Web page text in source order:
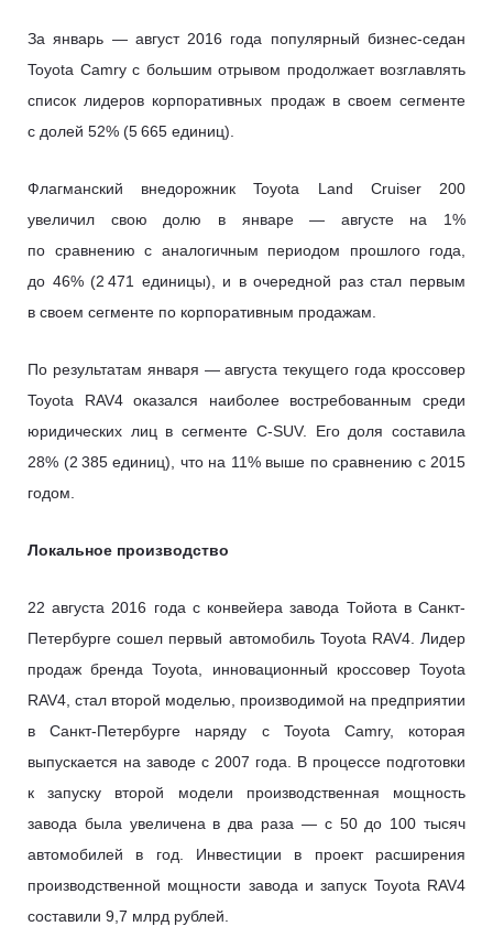
За январь — август 2016 года популярный бизнес-седан
Toyota Camry с большим отрывом продолжает возглавлять
список лидеров корпоративных продаж в своем сегменте
с долей 52% (5 665 единиц).
Флагманский внедорожник Toyota Land Cruiser 200
увеличил свою долю в январе — августе на 1%
по сравнению с аналогичным периодом прошлого года,
до 46% (2 471 единицы), и в очередной раз стал первым
в своем сегменте по корпоративным продажам.
По результатам января — августа текущего года кроссовер
Toyota RAV4 оказался наиболее востребованным среди
юридических лиц в сегменте C-SUV. Его доля составила
28% (2 385 единиц), что на 11% выше по сравнению с 2015
годом.
Локальное производство
22 августа 2016 года с конвейера завода Тойота в Санкт-
Петербурге сошел первый автомобиль Toyota RAV4. Лидер
продаж бренда Toyota, инновационный кроссовер Toyota
RAV4, стал второй моделью, производимой на предприятии
в Санкт-Петербурге наряду с Toyota Camry, которая
выпускается на заводе с 2007 года. В процессе подготовки
к запуску второй модели производственная мощность
завода была увеличена в два раза — с 50 до 100 тысяч
автомобилей в год. Инвестиции в проект расширения
производственной мощности завода и запуск Toyota RAV4
составили 9,7 млрд рублей.